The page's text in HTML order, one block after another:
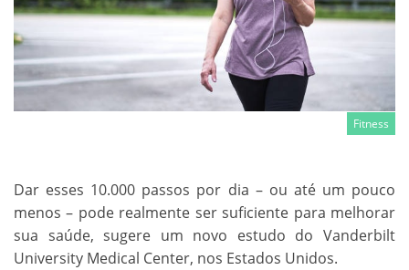
Fitness
Dar esses 10.000 passos por dia – ou até um pouco
menos – pode realmente ser suficiente para melhorar
sua saúde, sugere um novo estudo do Vanderbilt
University Medical Center, nos Estados Unidos.